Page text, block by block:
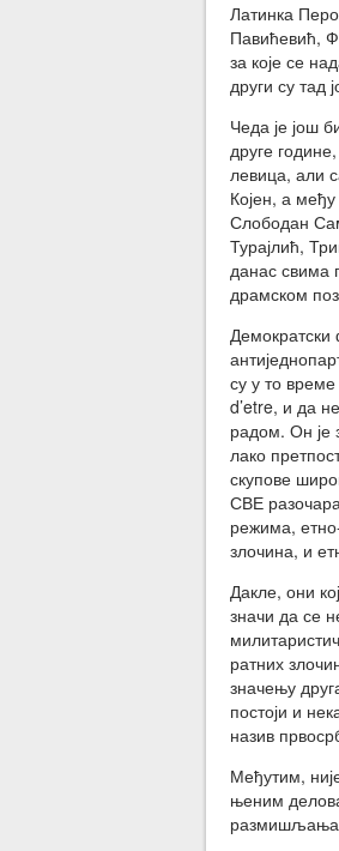
Латинка
Павићевић,
за које се
други су тад
Чеда је још
друге
левица, али
Којен, а
Слободан
Турајлић,
данас свима
драмском
су у то време
d’etre, и да
радом. Он је
лако
скупове
СВЕ
режима,
злочина, и
Дакле, они
значи да се
ратних
значењу
постоји и
назив
Међутим,
њеним
размишљања